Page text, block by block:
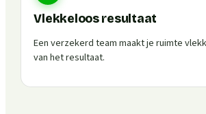
Vlekkeloos resultaat
Een verzekerd team maakt je ruimte
van het resultaat.